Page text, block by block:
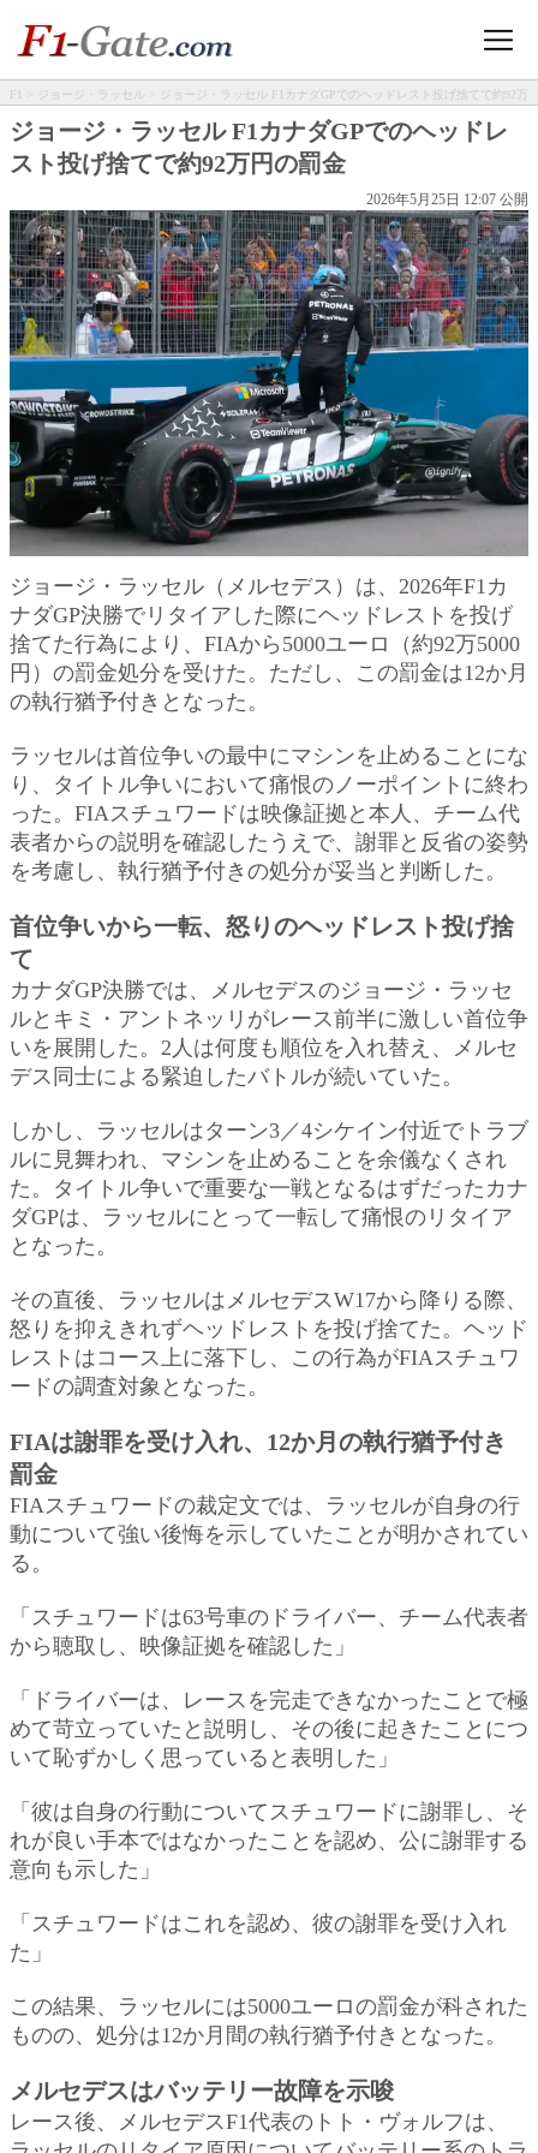
F1 > ジョージ・ラッセル
> ジョージ・ラッセル F1カナダGPでのヘッドレスト投げ捨てで約92万
円の罰金
ジョージ・ラッセル F1カナダGPでのヘッドレ
スト投げ捨てで約92万円の罰金
2026年5月25日 12:07 公開
ジョージ・ラッセル（メルセデス）は、2026年F1カ
ナダGP決勝でリタイアした際にヘッドレストを投げ
捨てた行為により、FIAから5000ユーロ（約92万5000
円）の罰金処分を受けた。ただし、この罰金は12か月
の執行猶予付きとなった。
ラッセルは首位争いの最中にマシンを止めることにな
り、タイトル争いにおいて痛恨のノーポイントに終わ
った。FIAスチュワードは映像証拠と本人、チーム代
表者からの説明を確認したうえで、謝罪と反省の姿勢
を考慮し、執行猶予付きの処分が妥当と判断した。
首位争いから一転、怒りのヘッドレスト投げ捨
て
カナダGP決勝では、メルセデスのジョージ・ラッセ
ルとキミ・アントネッリがレース前半に激しい首位争
いを展開した。2人は何度も順位を入れ替え、メルセ
デス同士による緊迫したバトルが続いていた。
しかし、ラッセルはターン3／4シケイン付近でトラブ
ルに見舞われ、マシンを止めることを余儀なくされ
た。タイトル争いで重要な一戦となるはずだったカナ
ダGPは、ラッセルにとって一転して痛恨のリタイア
となった。
その直後、ラッセルはメルセデスW17から降りる際、
怒りを抑えきれずヘッドレストを投げ捨てた。ヘッド
レストはコース上に落下し、この行為がFIAスチュワ
ードの調査対象となった。
FIAは謝罪を受け入れ、12か月の執行猶予付き
罰金
FIAスチュワードの裁定文では、ラッセルが自身の行
動について強い後悔を示していたことが明かされてい
る。
「スチュワードは63号車のドライバー、チーム代表者
から聴取し、映像証拠を確認した」
「ドライバーは、レースを完走できなかったことで極
めて苛立っていたと説明し、その後に起きたことにつ
いて恥ずかしく思っていると表明した」
「彼は自身の行動についてスチュワードに謝罪し、そ
れが良い手本ではなかったことを認め、公に謝罪する
意向も示した」
「スチュワードはこれを認め、彼の謝罪を受け入れ
た」
この結果、ラッセルには5000ユーロの罰金が科された
ものの、処分は12か月間の執行猶予付きとなった。
メルセデスはバッテリー故障を示唆
レース後、メルセデスF1代表のトト・ヴォルフは、